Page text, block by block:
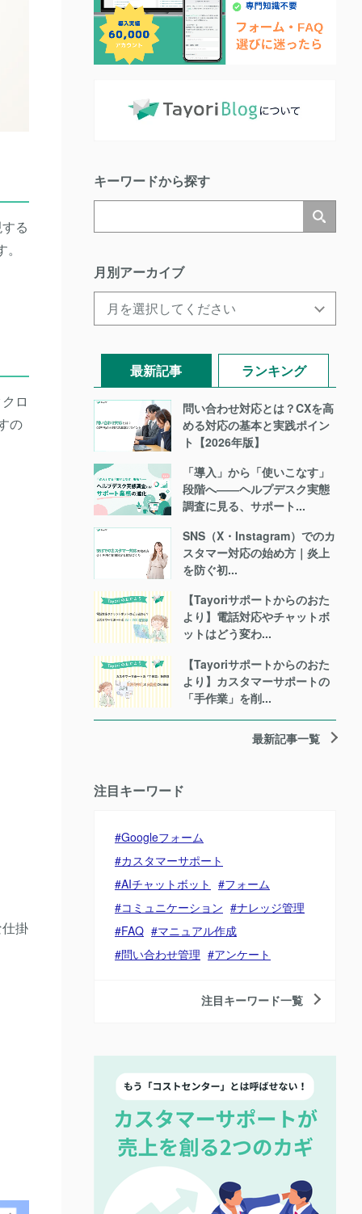
る
ロ
の
掛
キーワードから探す
月別アーカイブ
最新記事 ランキング
問い合わせ対応とは？CXを高
める対応の基本と実践ポイン
ト【2026年版】
「導入」から「使いこなす」
段階へ――ヘルプデスク実態
調査に見る、サポート...
SNS（X・Instagram）でのカ
スタマー対応の始め方｜炎上
を防ぐ初...
【Tayoriサポートからのおた
より】電話対応やチャットボ
ットはどう変わ...
【Tayoriサポートからのおた
より】カスタマーサポートの
「手作業」を削...
最新記事一覧
注目キーワード
Googleフォーム
カスタマーサポート
AIチャットボット
フォーム
コミュニケーション
ナレッジ管理
FAQ
マニュアル作成
問い合わせ管理
アンケート
注目キーワード一覧